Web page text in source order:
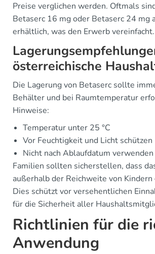
Preise verglichen werden. Oftmals
Betaserc 16 mg oder Betaserc 24 mg
erhältlich, was den Erwerb vereinfacht.
österreichische
Die Lagerung von Betaserc sollte
Behälter und bei Raumtemperatur
Hinweise:
Temperatur unter 25 °C
Vor Feuchtigkeit und Licht schützen
Nicht nach Ablaufdatum verwenden
Familien sollten sicherstellen, dass
außerhalb der Reichweite von
Dies schützt vor versehentlichen
für die Sicherheit aller
Richtlinien für die
Anwendung